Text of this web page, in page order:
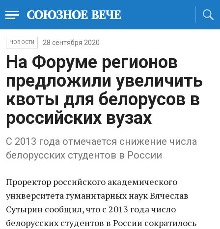
НОВОСТИ 28 сентября 2020
На Форуме регионов
предложили увеличить
квоты для белорусов в
российских вузах
С 2013 года отмечается снижение числа
белорусских студентов в России
Проректор российского академического
университета гуманитарных наук Вячеслав
Сутырин сообщил, что с 2013 года число
белорусских студентов в России сократилось